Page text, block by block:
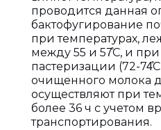
проводится данная
бактофугирование
при температурах,
между 55 и 57̊С, и при
пастеризации (72-
очищенного молока
осуществляют при
более 36 ч с учетом
транспортирования.